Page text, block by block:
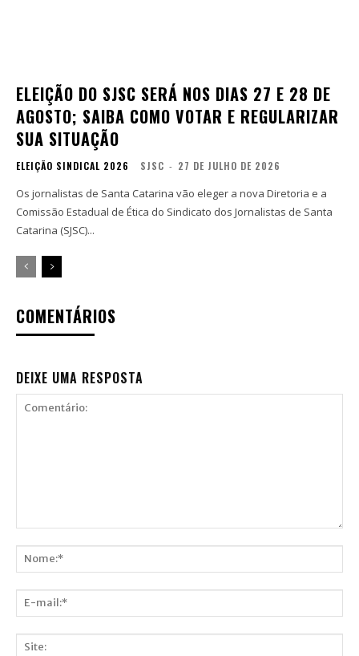
ELEIÇÃO DO SJSC SERÁ NOS DIAS 27 E 28 DE
AGOSTO; SAIBA COMO VOTAR E REGULARIZAR
SUA SITUAÇÃO
ELEIÇÃO SINDICAL 2026 SJSC - 27 DE JULHO DE 2026
Os jornalistas de Santa Catarina vão eleger a nova Diretoria e a
Comissão Estadual de Ética do Sindicato dos Jornalistas de Santa
Catarina (SJSC)...
COMENTÁRIOS
DEIXE UMA RESPOSTA
mail:*